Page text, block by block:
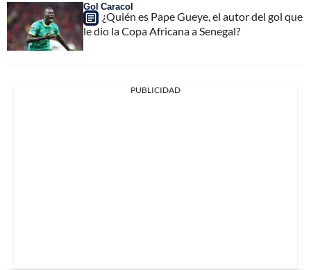
Gol Caracol
¿Quién es Pape Gueye, el autor del gol que
le dio la Copa Africana a Senegal?
PUBLICIDAD